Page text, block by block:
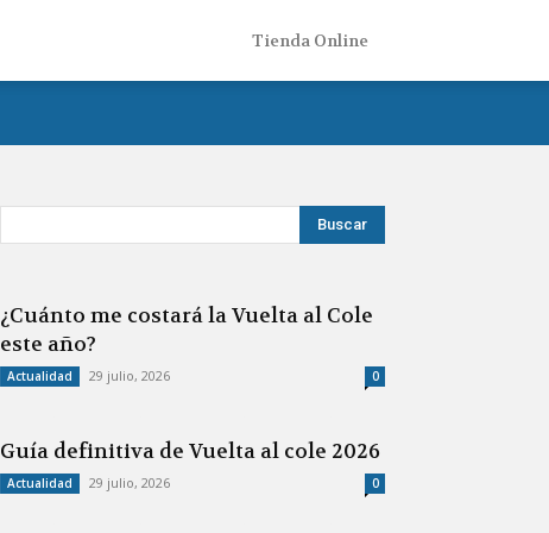
Tienda Online
¿Cuánto me costará la Vuelta al Cole
este año?
Actualidad 29 julio, 2026 0
Guía definitiva de Vuelta al cole 2026
Actualidad 29 julio, 2026 0